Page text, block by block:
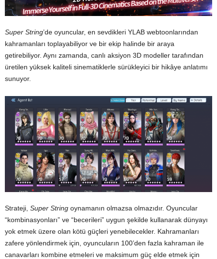
Super String’de oyuncular, en sevdikleri YLAB webtoonlarından
kahramanları toplayabiliyor ve bir ekip halinde bir araya
getirebiliyor. Aynı zamanda, canlı aksiyon 3D modeller tarafından
üretilen yüksek kaliteli sinematiklerle sürükleyici bir hikâye anlatımı
sunuyor.
Strateji, Super String oynamanın olmazsa olmazıdır. Oyuncular
“kombinasyonları” ve “becerileri” uygun şekilde kullanarak dünyayı
yok etmek üzere olan kötü güçleri yenebilecekler. Kahramanları
zafere yönlendirmek için, oyuncuların 100’den fazla kahraman ile
canavarları kombine etmeleri ve maksimum güç elde etmek için